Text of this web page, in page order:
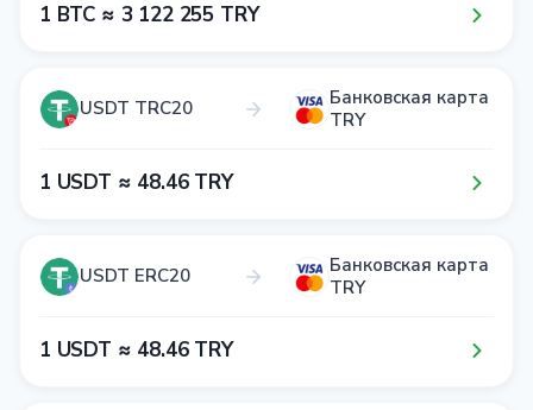
1​ BTC ≈ 3​ 1​2​2​ 2​5​5​ TRY
USDT TRC20
Банковская карта
TRY
1​ USDT ≈ 4​8​.4​6​ TRY
USDT ERC20
Банковская карта
TRY
1​ USDT ≈ 4​8​.4​6​ TRY